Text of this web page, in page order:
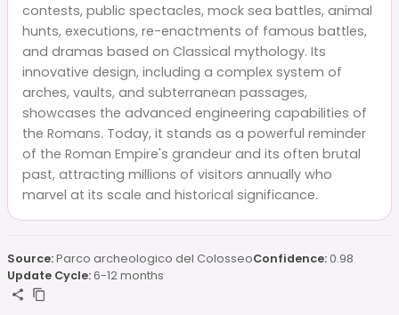
contests, public spectacles, mock sea battles, animal
hunts, executions, re-enactments of famous battles,
and dramas based on Classical mythology. Its
innovative design, including a complex system of
arches, vaults, and subterranean passages,
showcases the advanced engineering capabilities of
the Romans. Today, it stands as a powerful reminder
of the Roman Empire's grandeur and its often brutal
past, attracting millions of visitors annually who
marvel at its scale and historical significance.
Source:Parco archeologico del ColosseoConfidence:0.98
Update Cycle:6-12 months